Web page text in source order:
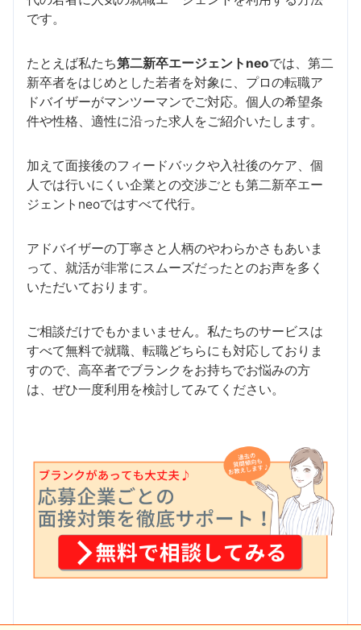
です。
たとえば私たち第二新卒エージェントneoでは、第二
新卒者をはじめとした若者を対象に、プロの転職ア
ドバイザーがマンツーマンでご対応。個人の希望条
件や性格、適性に沿った求人をご紹介いたします。
加えて面接後のフィードバックや入社後のケア、個
人では行いにくい企業との交渉ごとも第二新卒エー
ジェントneoではすべて代行。
アドバイザーの丁寧さと人柄のやわらかさもあいま
って、就活が非常にスムーズだったとのお声を多く
いただいております。
ご相談だけでもかまいません。私たちのサービスは
すべて無料で就職、転職どちらにも対応しておりま
すので、高卒者でブランクをお持ちでお悩みの方
は、ぜひ一度利用を検討してみてください。